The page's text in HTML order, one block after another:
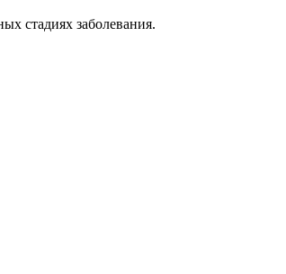
стадиях заболевания.